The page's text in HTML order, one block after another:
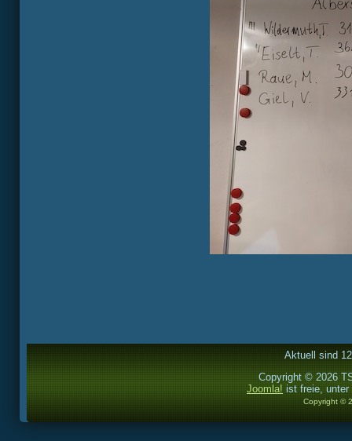
Aktuell sind
Copyright © 2026
Joomla! ist freie,
Copyright ©